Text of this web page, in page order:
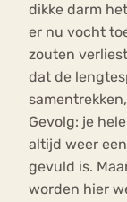
dikke darm
er nu vocht
zouten
dat de
Gevolg: je
altijd weer
gevuld is.
worden hier